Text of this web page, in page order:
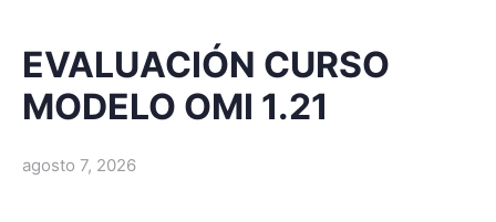
EVALUACIÓN CURSO
MODELO OMI 1.21
agosto 7, 2026